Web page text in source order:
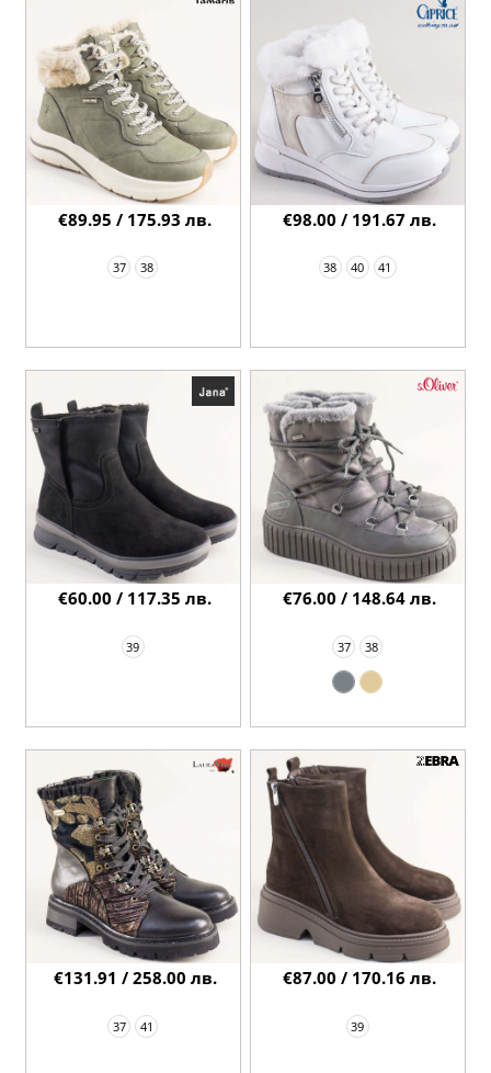
37 38
€89.95 / 175.93 лв.
38 40 41
€98.00 / 191.67 лв.
39
€60.00 / 117.35 лв.
37 38
€76.00 / 148.64 лв.
37 41
€131.91 / 258.00 лв.
39
€87.00 / 170.16 лв.